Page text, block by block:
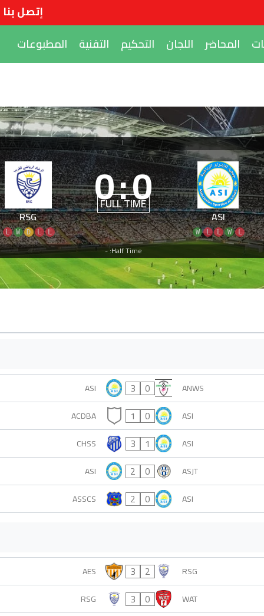
إتصل بنا
المحاضر اللجان التحكيم التقنية المطبوعات
|
ASI
L
W
L
L
W
0
:
0
FULL TIME
RSG
L
L
D
W
L
Half Time: -
ASI 3 0
ANWS
ACDBA
1 0
ASI
CHSS
3 1
ASI
ASI
2 0
ASJT
ASSCS
2 0 ASI
AES 3 2
RSG
RSG
3 0
WAT